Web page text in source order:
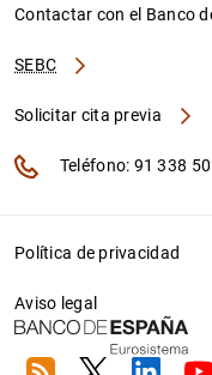
Contactar con el Banco
SEBC
Solicitar cita previa
Teléfono: 91 338
Política de privacidad
Aviso legal